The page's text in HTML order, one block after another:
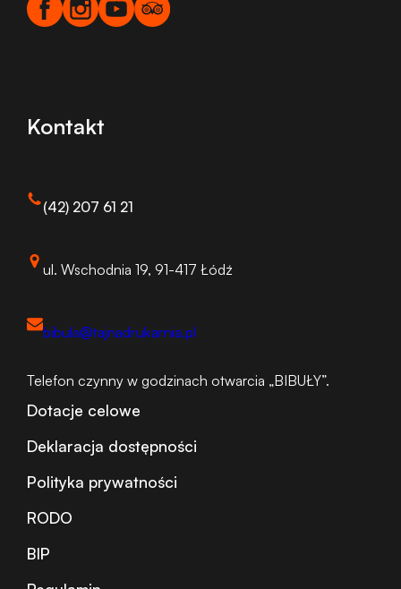
Kontakt
(42) 207 61 21
ul. Wschodnia 19, 91-417 Łódź
bibula@tajnadrukarnia.pl
Telefon czynny w godzinach otwarcia „BIBUŁY”.
Dotacje celowe
Deklaracja dostępności
Polityka prywatności
RODO
BIP